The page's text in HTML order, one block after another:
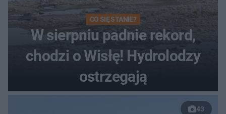
CO SIĘ STANIE?
W sierpniu padnie rekord,
chodzi o Wisłę! Hydrolodzy
ostrzegają
43